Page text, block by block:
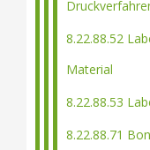
8.22.88.52
Material
8.22.88.53
8.22.88.71